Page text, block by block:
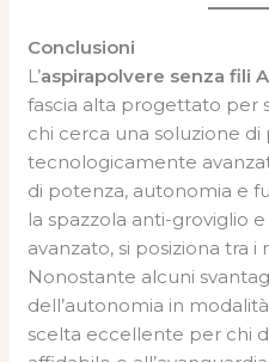
Conclusioni
L’aspirapolvere senza fili
fascia alta progettato per
chi cerca una soluzione
tecnologicamente
di potenza, autonomia e
la spazzola anti-groviglio
avanzato, si posiziona tra
Nonostante alcuni
dell’autonomia in
scelta eccellente per chi